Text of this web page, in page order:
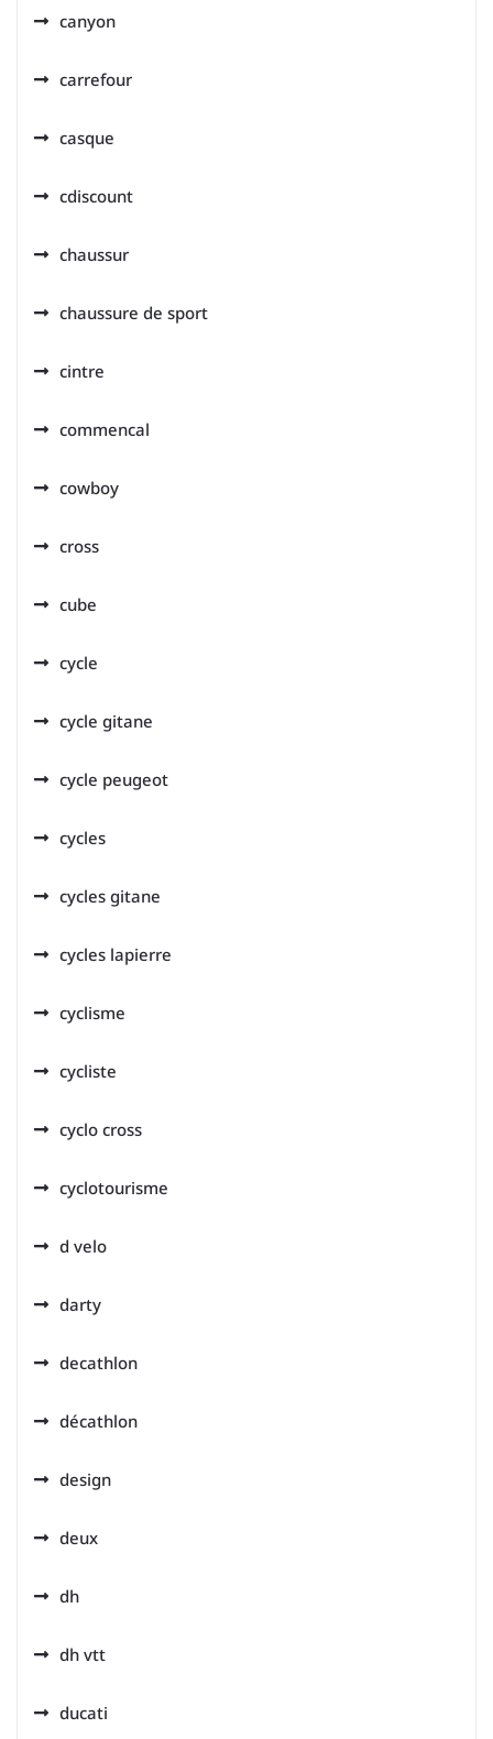
canyon
carrefour
casque
cdiscount
chaussur
chaussure de sport
cintre
commencal
cowboy
cross
cube
cycle
cycle gitane
cycle peugeot
cycles
cycles gitane
cycles lapierre
cyclisme
cycliste
cyclo cross
cyclotourisme
d velo
darty
decathlon
décathlon
design
deux
dh
dh vtt
ducati